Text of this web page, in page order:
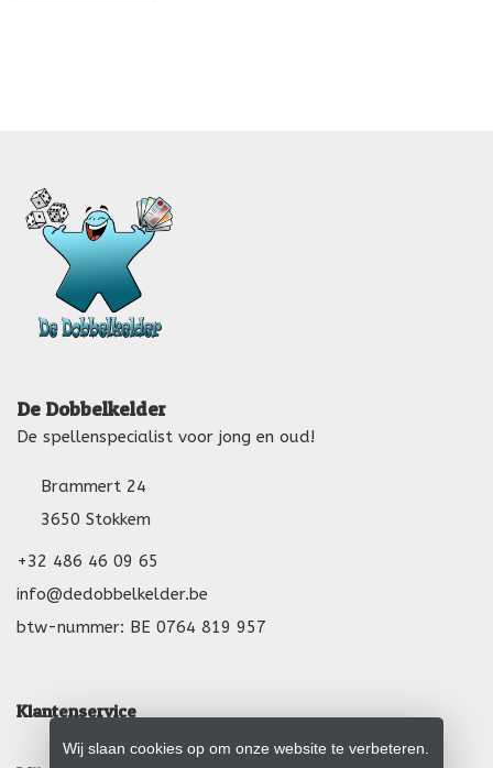
De Dobbelkelder
De spellenspecialist voor jong en oud!
Brammert 24
3650 Stokkem
+32 486 46 09 65
info@dedobbelkelder.be
btw-nummer: BE 0764 819 957
Klantenservice
Wij slaan cookies op om onze website te verbeteren.